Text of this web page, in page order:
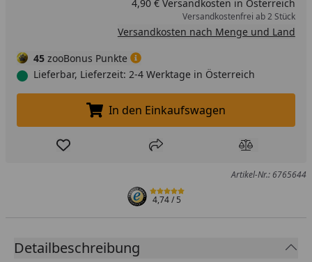
4,90 € Versandkosten in Österreich
Versandkostenfrei ab 2 Stück
Versandkosten nach Menge und Land
45 zooBonus Punkte
Lieferbar, Lieferzeit: 2-4 Werktage in Österreich
In den Einkaufswagen legen
In den Einkaufswagen
Produkt zur Wunschliste hinzufügen
Teilen Produkt
Artikel-Nr.: 6765644
4,74/ 5
Detailbeschreibung